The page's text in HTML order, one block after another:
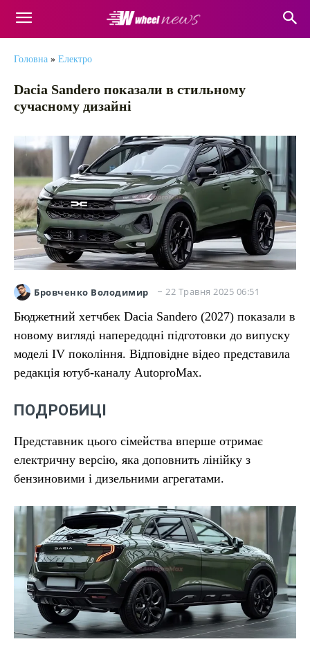
Головна » Електро
Dacia Sandero показали в стильному
сучасному дизайні
Бровченко Володимир 22 Травня 2025 06:51
Бюджетний хетчбек Dacia Sandero (2027) показали в
новому вигляді напередодні підготовки до випуску
моделі IV покоління. Відповідне відео представила
редакція ютуб-каналу AutoproMax.
ПОДРОБИЦІ
Представник цього сімейства вперше отримає
електричну версію, яка доповнить лінійку з
бензиновими і дизельними агрегатами.